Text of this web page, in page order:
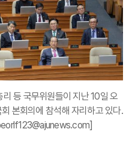
등 국무위원들이 지난 10일 오
본회의에 참석해 자리하고 있다.